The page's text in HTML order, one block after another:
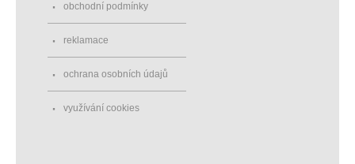
obchodní podmínky
reklamace
ochrana osobních údajů
využívání cookies